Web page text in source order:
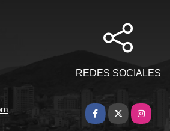
REDES SOCIALES
Facebook
X Instagram